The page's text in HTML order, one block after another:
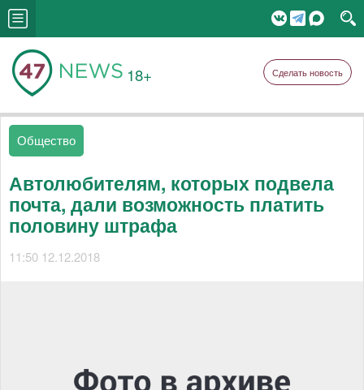
18+ Сделать новость
Общество
Автолюбителям, которых подвела
почта, дали возможность платить
половину штрафа
11:50 12.12.2018